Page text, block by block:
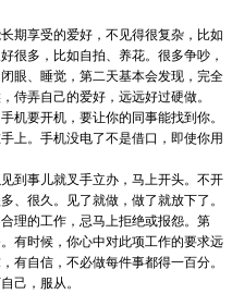
享受的爱好，不见得很复杂，比如
很多，比如自拍、养花。很多争吵，
眼、睡觉，第二天基本会发现，完全
侍弄自己的爱好，远远好过硬做。
要开机，要让你的同事能找到你。
上。手机没电了不是借口，即使你用
事儿就叉手立办，马上开头。不开
、很久。见了就做，做了就放下了。
的工作，忌马上拒绝或报怨。第
有时候，你心中对此项工作的要求远
有自信，不必做每件事都得一百分。
己，服从。